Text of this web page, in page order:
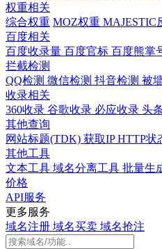
权重相关
综合权重 MOZ权重 MAJESTIC
百度相关
百度收录量 百度官标 百度熊掌
拦截检测
QQ检测 微信检测 抖音检测 被
收录相关
360收录 谷歌收录 必应收录 头
其他查询
网站标题(TDK) 获取IPHTTP状
其他工具
文本工具 域名分离工具 批量生
价格
API服务
更多服务
域名注册 域名买卖 域名抢注